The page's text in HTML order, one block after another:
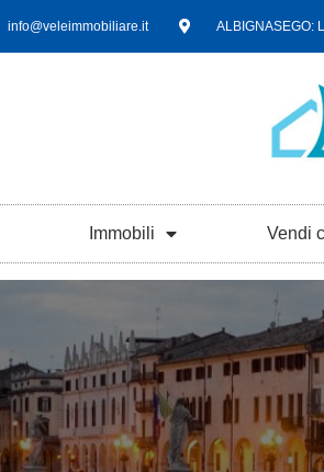
info@veleimmobiliare.it ALBIGNASEGO:
Immobili Vendi